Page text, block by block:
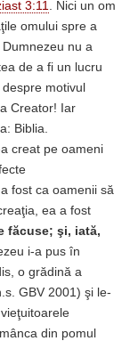
3:11. Nici un om
omului spre a
nu a
de a fi un lucru
motivul
Creator! Iar
Biblia.
creat pe oameni
fost ca oamenii să
ea a fost
făcuse; şi, iată,
i-a pus în
o grădină a
GBV 2001) şi le-
din pomul